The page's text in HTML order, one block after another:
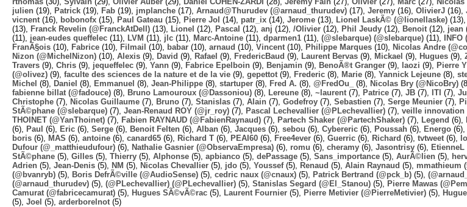
julien (19), Patrick (19), Fab (19), jmplanche (17), Arnaud@Thurudev (@arnaud_thurudev) (17), Jeremy (16), OlivierJ (16),
vicnent (16), bobonofx (15), Paul Gateau (15), Pierre Jol (14), patr_ix (14), Jerome (13), Lionel LaskÃ© (@lionellaske) (13),
(13),
Franck Revelin (@FranckAtDell) (13), Lionel (12), Pascal (12), anj (12), /Olivier (12), Phil Jeudy (12), Benoit (12), jean
(11), jean-eudes queffelec (11), LVM (11), jlc (11), Marc-Antoine (11), dparmen1 (11), (@slebarque) (@slebarque) (11),
FranÃ§ois (10), Fabrice (10), Filmail (10), babar (10), arnaud (10), Vincent (10), Philippe Marques (10), Nicolas Andre
Nizon (@MichelNizon) (10), Alexis (9), David (9), Rafael (9), FredericBaud (9), Laurent Bervas (9), Mickael (9), Hugues (9),
Travers (9), Chris (9), jequeffelec (9), Yann (9), Fabrice Epelboin (9), Benjamin (9), BenoÃ®t Granger (9), laozi (9), Pierre
(@olivez) (9), faculte des sciences de la nature et de la vie (9), gepettot (9), Frederic (8), Marie (8), Yannick Lejeune (8),
Michel (8), Daniel (8), Emmanuel (8), Jean-Philippe (8), startuper (8), Fred A. (8), @FredOu_ (8), Nicolas Bry (@NicoBry)
fabienne billat (@fadouce) (8), Bruno Lamouroux (@Dassoniou) (8), Lereune (8), ~laurent (7), Patrice (7), JB (7), ITI (7),
Christophe (7), Nicolas Guillaume (7), Bruno (7), Stanislas (7), Alain (7), Godefroy (7), Sebastien (7), Serge Meunier (7),
StÃ©phane (@slebarque) (7), Jean-Renaud ROY (@jr_roy) (7), Pascal Lechevallier (@PLechevallier) (7), veille innovation
THOINET (@YanThoinet) (7), Fabien RAYNAUD (@FabienRaynaud) (7), Partech Shaker (@PartechShaker) (7), Legend (6),
(6),
Paul (6), Eric (6), Serge (6), Benoit Felten (6), Alban (6), Jacques (6), sebou (6), Cybereric (6), Poussah (6), Energo (6),
boris (6), MAS (6), antoine (6), canard65 (6), Richard T (6), PEAI60 (6), Free4ever (6), Guerric (6), Richard (6), tvtweet (6),
Dufour (@_matthieudufour) (6), Nathalie Gasnier (@ObservaEmpresa) (6), romu (6), cheramy (6), Jasontrisy (6), EtienneL
StÃ©phane (5), Gilles (5), Thierry (5), Alphonse (5), apbianco (5), dePassage (5), Sans_importance (5), AurÃ©lien (5),
Adrien (5), Jean-Denis (5), NM (5), Nicolas Chevallier (5), jdo (5), Youssef(5), Renaud (5), Alain Raynaud (5), mmathieum
(@bvanryb) (5), Boris DefrÃ©ville (@AudioSense) (5), cedric naux (@cnaux) (5), Patrick Bertrand (@pck_b) (5),
(@arnaud_thurudev) (5), (@PLechevallier) (@PLechevallier) (5), Stanislas Segard (@El_Stanou) (5), Pierre Mawas
Camurat (@fabricecamurat) (5), Hugues SÃ©vÃ©rac (5), Laurent Fournier (5), Pierre Metivier (@PierreMetivier) (5),
(5), Joel (5), arderborelnot (5)